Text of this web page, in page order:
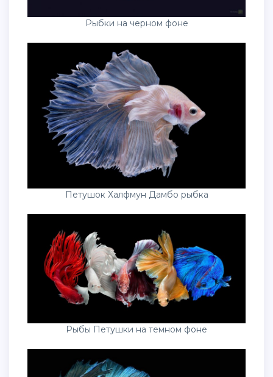
Рыбки на черном фоне
Петушок Халфмун Дамбо рыбка
Рыбы Петушки на темном фоне